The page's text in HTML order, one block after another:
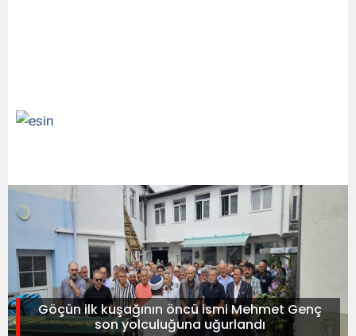
Göçün ilk kuşağının öncü ismi Mehmet Genç
son yolculuğuna uğurlandı